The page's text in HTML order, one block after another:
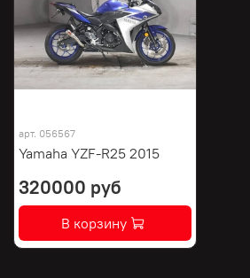
арт. 056567
Yamaha YZF-R25 2015
320000 руб
В корзину